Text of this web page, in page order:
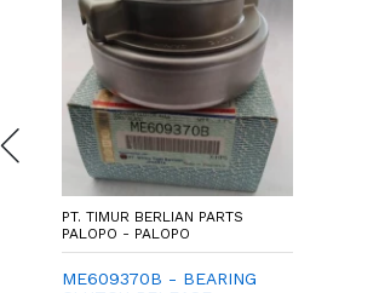
PT. TIMUR BERLIAN PARTS
PALOPO - PALOPO
ME609370B - BEARING